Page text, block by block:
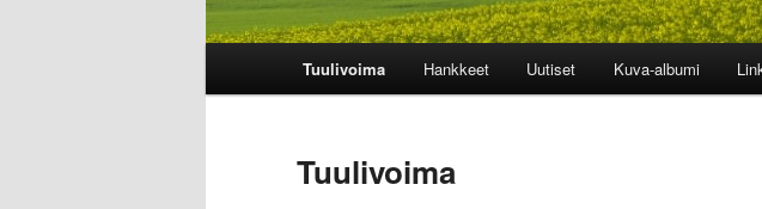
Tuulivoima Hankkeet Uutiset Kuva-albumi
Tuulivoima